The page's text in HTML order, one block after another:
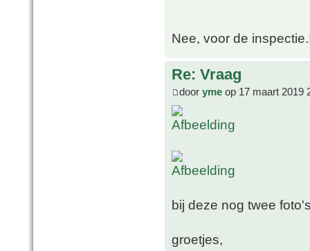
Nee, voor de
Re: Vraag
door yme op 17 maart 2019
bij deze nog twee
groetjes,